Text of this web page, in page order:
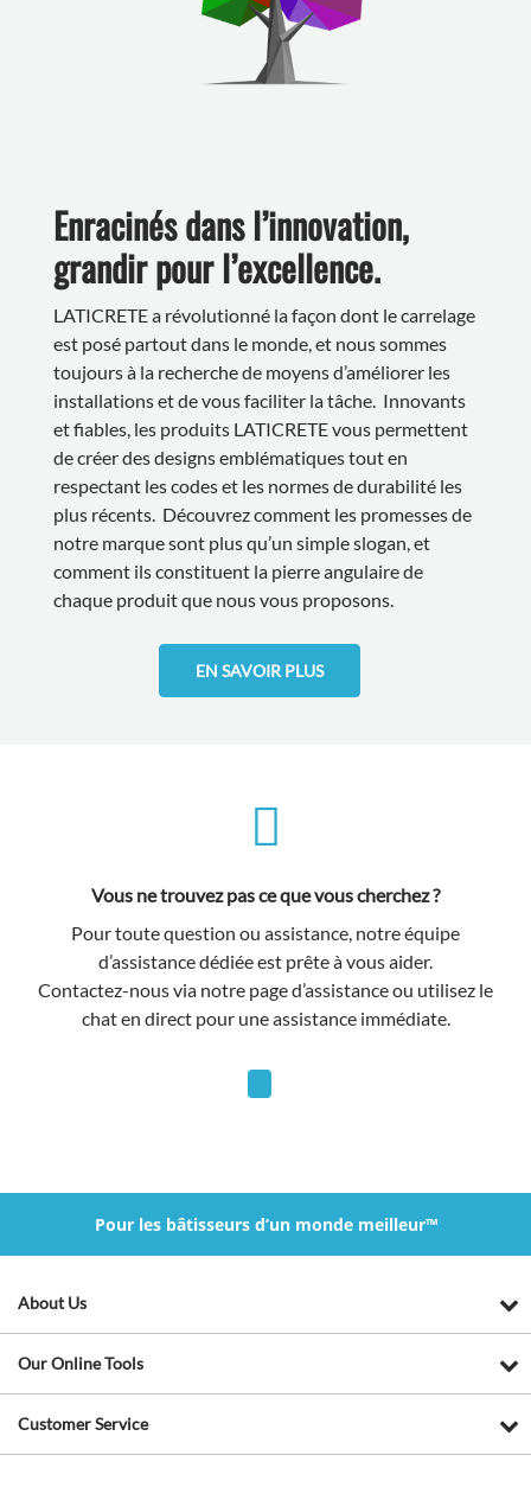
Enracinés dans l’innovation,
grandir pour l’excellence.
LATICRETE a révolutionné la façon dont le carrelage
est posé partout dans le monde, et nous sommes
toujours à la recherche de moyens d’améliorer les
installations et de vous faciliter la tâche. Innovants
et fiables, les produits LATICRETE vous permettent
de créer des designs emblématiques tout en
respectant les codes et les normes de durabilité les
plus récents. Découvrez comment les promesses de
notre marque sont plus qu’un simple slogan, et
comment ils constituent la pierre angulaire de
chaque produit que nous vous proposons.
EN SAVOIR PLUS
Vous ne trouvez pas ce que vous cherchez ?
Pour toute question ou assistance, notre équipe
d’assistance dédiée est prête à vous aider.
Contactez-nous via notre page d’assistance ou utilisez le
chat en direct pour une assistance immédiate.
Pour les bâtisseurs d’un monde meilleur™
About Us
Our Online Tools
Customer Service